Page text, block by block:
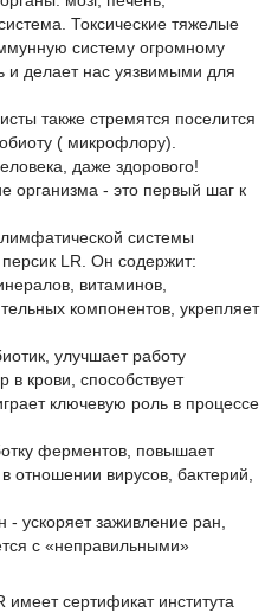
Токсические тяжелые
систему огромному
и делает нас уязвимыми для
также стремятся поселится
( микрофлору).
даже здорового!
организма - это первый шаг к
системы
LR. Он содержит:
витаминов,
компонентов, укрепляет
улучшает работу
в крови, способствует
ключевую роль в процессе
ферментов, повышает
отношении вирусов, бактерий,
ускоряет заживление ран,
с «неправильными»
имеет сертификат института